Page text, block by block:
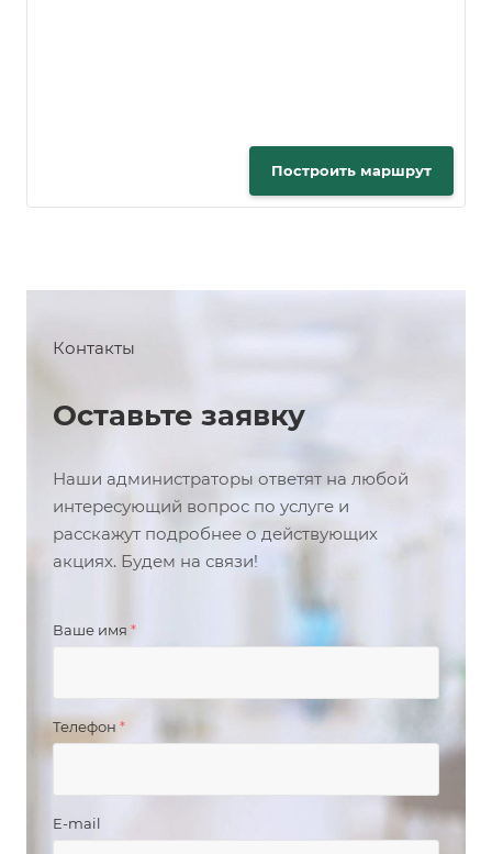
Построить маршрут
Контакты
Оставьте заявку
Наши администраторы ответят на любой
интересующий вопрос по услуге и
расскажут подробнее о действующих
акциях. Будем на связи!
Ваше имя *
Телефон *
E-mail